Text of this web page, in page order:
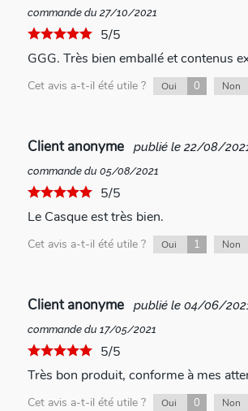
commande du 27/10/2021
5/5
GGG. Très bien emballé et contenus
Cet avis a-t-il été utile ? Oui 0 Non
Client anonyme publié le 22/08/
commande du 05/08/2021
5/5
Le Casque est très bien.
Cet avis a-t-il été utile ? Oui 1 Non
Client anonyme publié le 04/06/
commande du 17/05/2021
5/5
Très bon produit, conforme à mes
Cet avis a-t-il été utile ? Oui 0 Non